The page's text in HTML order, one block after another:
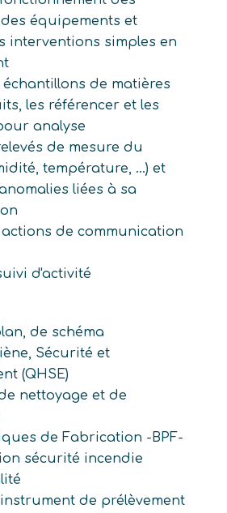
équipements et
interventions simples en
échantillons de matières
les référencer et les
analyse
de mesure du
température, ...) et
liées à sa
actions de communication
d'activité
de schéma
Sécurité et
(QHSE)
nettoyage et de
de Fabrication -BPF-
sécurité incendie
de prélèvement